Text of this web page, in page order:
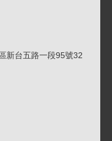
新台五路一段95號32